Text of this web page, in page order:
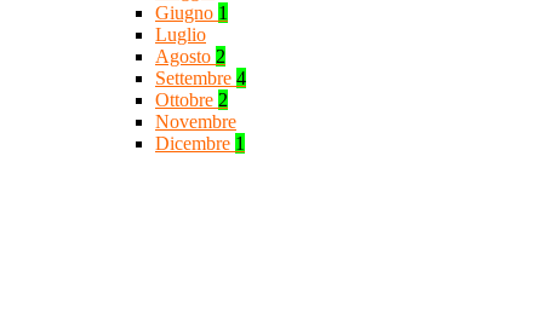
Giugno 1
Luglio
Agosto 2
Settembre 4
Ottobre 2
Novembre
Dicembre 1